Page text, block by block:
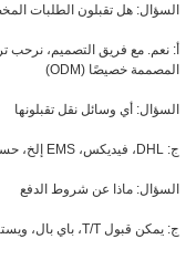
السؤال: هل تقبلون الطلبات
المصممة خصيصًا (ODM)
السؤال: أي وسائل نقل تقبلونها
ج: DHL، فيديكس، EMS إلخ، حسب راحتك
السؤال: ماذا عن شروط الدفع
ج: يمكن قبول T/T، باي بال، ويسترن يونيون وارشيفو